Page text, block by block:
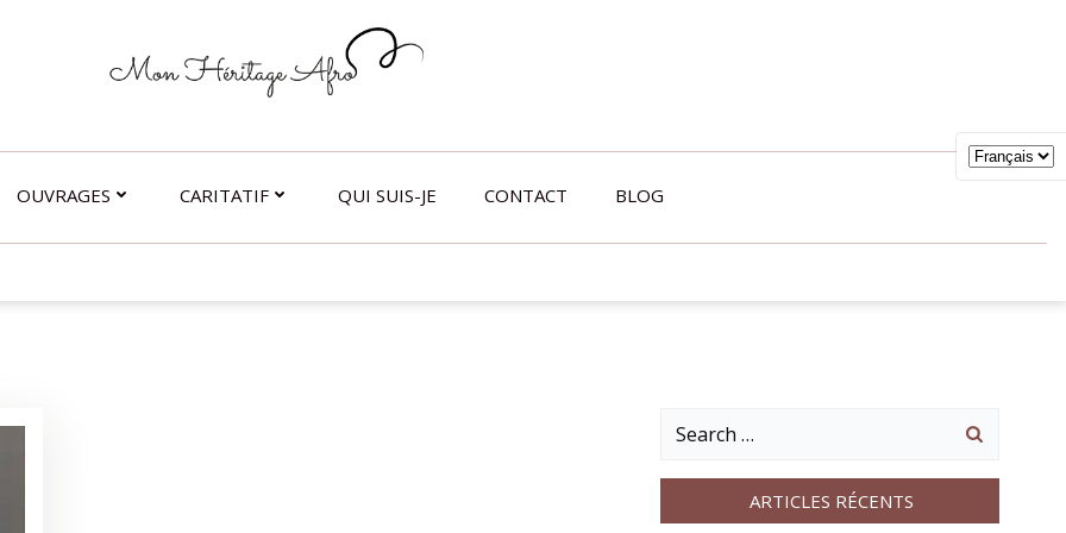
OUVRAGES CARITATIF QUI SUIS-JE CONTACT BLOG
Search
ARTICLES RÉCENTS